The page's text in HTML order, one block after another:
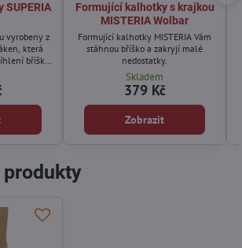
vyrobeny z
která
bříška
Formující kalhotky s krajkou
MISTERIA Wolbar
Formující kalhotky MISTERIA Vám
stáhnou bříško a zakryjí malé
nedostatky.
Skladem
379 Kč
Zobrazit